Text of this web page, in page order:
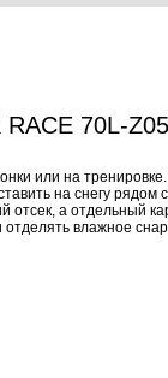
70L-
или на
на снегу
а отдельный
отделять влажное